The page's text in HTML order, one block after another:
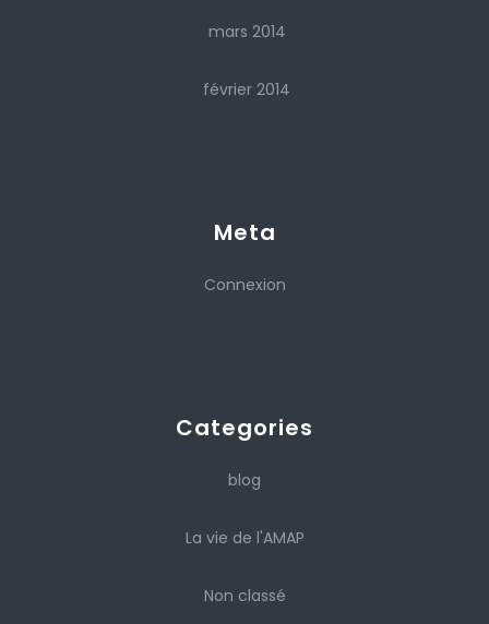
mars 2014
février 2014
Meta
Connexion
Categories
blog
La vie de l'AMAP
Non classé